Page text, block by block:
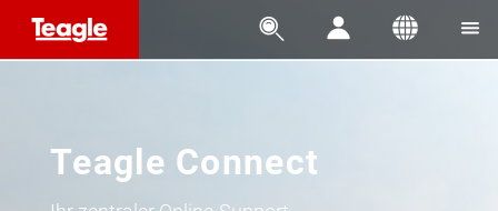
   
Teagle Connect